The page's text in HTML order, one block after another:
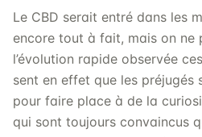
Le CBD serait entré dans les
encore tout à fait, mais on ne
l’évolution rapide observée
sent en effet que les préjugés
pour faire place à de la
qui sont toujours convaincus